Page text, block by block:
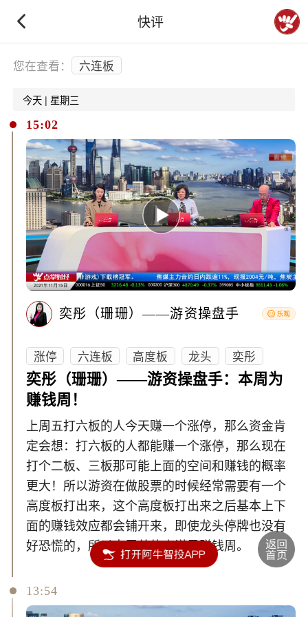
快评
下拉刷新
您在查看： 六连板
今天 | 星期三
15:02
奕彤（珊珊）——游资操盘手
涨停 六连板 高度板 龙头
奕彤
奕彤（珊珊）——游资操盘手：本周为
赚钱周！
上周五打六板的人今天赚一个涨停，那么资金肯
定会想：打六板的人都能赚一个涨停，那么现在
打个二板、三板那可能上面的空间和赚钱的概率
更大！所以游资在做股票的时候经常需要有一个
高度板打出来，这个高度板打出来之后基本上下
面的赚钱效应都会铺开来，即使龙头停牌也没有
好恐慌的，所以本周总体来说是赚钱周。
13:54